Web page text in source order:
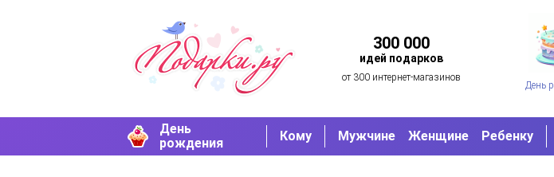
300 000
идей подарков
от 300 интернет-магазинов
День
День
рождения
Кому Мужчине Женщине Ребенку